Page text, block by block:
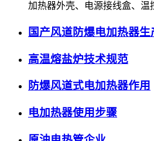
加热器外壳、电源接线盒、
国产风道防爆电加热器生
高温熔盐炉技术规范
防爆风道式电加热器作用
电加热器使用步骤